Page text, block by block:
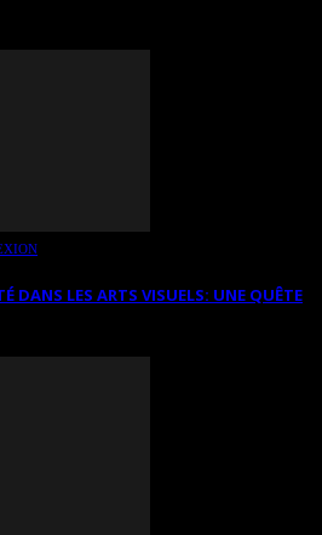
DANS LES ARTS VISUELS: UNE QUÊTE